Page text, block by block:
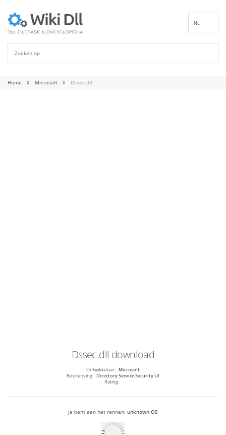
NL
Home Microsoft Dssec.dll
Dssec.dll download
Ontwikkelaar: Microsoft
Beschrijving: Directory Service Security UI
Rating:
Je bent aan het rennen: unknown OS